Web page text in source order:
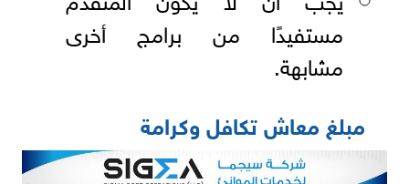
مستفيدًا من برامج أخرى
مشابهة.
مبلغ معاش تكافل وكرامة